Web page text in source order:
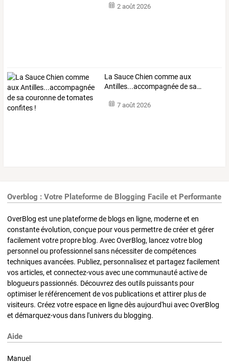
2 août 2026
La SauceChien commeaux
Antilles...accompagnéedesa…
7 août 2026
Overblog : Votre Plateforme de Blogging Facile et Performante
OverBlog est une plateforme de blogs en ligne, moderne et en
constante évolution, conçue pour vous permettre de créer et gérer
facilement votre propre blog. Avec OverBlog, lancez votre blog
personnel ou professionnel sans nécessiter de compétences
techniques avancées. Publiez, personnalisez et partagez facilement
vos articles, et connectez-vous avec une communauté active de
blogueurs passionnés. Découvrez des outils puissants pour
optimiser le référencement de vos publications et attirer plus de
visiteurs. Créez votre espace en ligne dès aujourd'hui avec OverBlog
et démarquez-vous dans l'univers du blogging.
Aide
Manuel